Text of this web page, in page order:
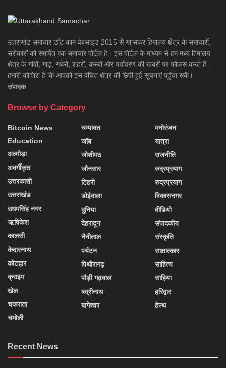
उत्तराखंड समाचार डाॅट काम वेबसाइड 2015 से खासकर हिमालय क्षेत्र के समाचारों,
सरोकारों को समर्पित एक समाचार पोर्टल है। इस पोर्टल के माध्यम से हम मध्य हिमालय
क्षेत्र के गांवों, गाड़, गधेरों, शहरों, कस्बों और पर्यावरण की खबरों पर फोकस करते हैं।
हमारी कोशिश है कि आपको इस वंचित क्षेत्र की छिपी हुई सूचनाएं पहुंचा सकें।
संपादक
Browse by Category
Bitcoin News
Education
अल्मोड़ा
अवर्गीकृत
उत्तरकाशी
उत्तराखंड
उधमसिंह नगर
ऋषिकेश
कालसी
केदारनाथ
कोटद्वार
क्राइम
खेल
चकराता
चमोली
चम्पावत
जॉब
जोशीमठ
जौनसार
टिहरी
डोईवाला
दुनिया
देहरादून
नैनीताल
पर्यटन
पिथौरागढ़
पौड़ी गढ़वाल
बद्रीनाथ
बागेश्वर
मनोरंजन
यात्रा
राजनीति
रुद्रप्रयाग
रुद्रप्रयाग
विकासनगर
वीडियो
संपादकीय
संस्कृति
साक्षात्कार
साहित्य
साहिया
हरिद्वार
हेल्थ
Recent News